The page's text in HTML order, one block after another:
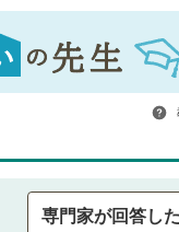
専門家が回答し